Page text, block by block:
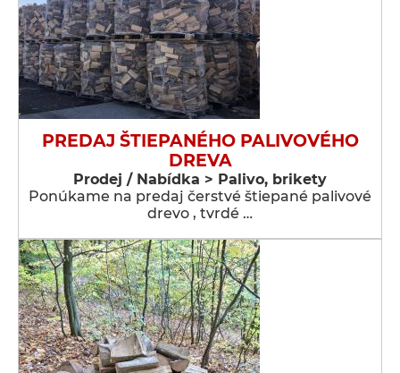
PREDAJ ŠTIEPANÉHO PALIVOVÉHO
DREVA
Prodej / Nabídka > Palivo, brikety
Ponúkame na predaj čerstvé štiepané palivové
drevo , tvrdé …